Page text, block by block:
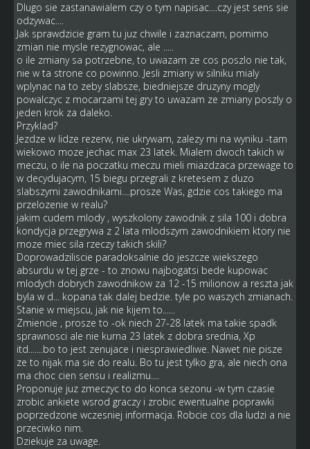
Dlugo sie zastanawialem czy o tym napisac....czy jest sens sie
odzywac....
Jak sprawdzicie gram tu juz chwile i zaznaczam, pomimo
zmian nie mysle rezygnowac, ale .....
o ile zmiany sa potrzebne, to uwazam ze cos poszlo nie tak,
nie w ta strone co powinno. Jesli zmiany w silniku mialy
wplynac na to zeby slabsze, biedniejsze druzyny mogly
powalczyc z mocarzami tej gry to uwazam ze zmiany poszly o
jeden krok za daleko.
Przyklad?
Jezdze w lidze rezerw, nie ukrywam, zalezy mi na wyniku -tam
wiekowo moze jechac max 23 latek. Mialem dwoch takich w
meczu, o ile na poczatku meczu mieli miazdzaca przewage to
w decydujacym, 15 biegu przegrali z kretesem z duzo
slabszymi zawodnikami....prosze Was, gdzie cos takiego ma
przelozenie w realu?
jakim cudem mlody , wyszkolony zawodnik z sila 100 i dobra
kondycja przegrywa z 2 lata mlodszym zawodnikiem ktory nie
moze miec sila rzeczy takich skili?
Doprowadziliscie paradoksalnie do jeszcze wiekszego
absurdu w tej grze - to znowu najbogatsi bede kupowac
mlodych dobrych zawodnikow za 12 -15 milionow a reszta jak
byla w d... kopana tak dalej bedzie. tyle po waszych zmianach.
Stanie w miejscu, jak nie kijem to......
Zmiencie , prosze to -ok niech 27-28 latek ma takie spadk
sprawnosci ale nie kurna 23 latek z dobra srednia, Xp
itd.......bo to jest zenujace i niesprawiedliwe. Nawet nie pisze
ze to nijak ma sie do realu. Bo tu jest tylko gra, ale niech ona
ma choc cien sensu i realizmu....
Proponuje juz zmeczyc to do konca sezonu -w tym czasie
zrobic ankiete wsrod graczy i zrobic ewentualne poprawki
poprzedzone wczesniej informacja. Robcie cos dla ludzi a nie
przeciwko nim.
Dziekuje za uwage.